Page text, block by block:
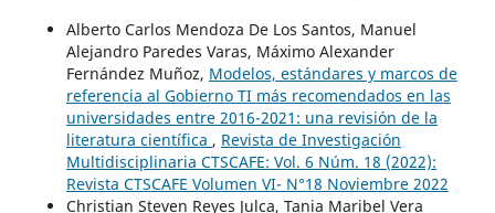
Alberto Carlos Mendoza De Los Santos, Manuel
Alejandro Paredes Varas, Máximo Alexander
Fernández Muñoz, Modelos, estándares y marcos de
referencia al Gobierno TI más recomendados en las
universidades entre 2016-2021: una revisión de la
literatura científica , Revista de Investigación
Multidisciplinaria CTSCAFE: Vol. 6 Núm. 18 (2022):
Revista CTSCAFE Volumen VI- N°18 Noviembre 2022
Christian Steven Reyes Julca, Tania Maribel Vera